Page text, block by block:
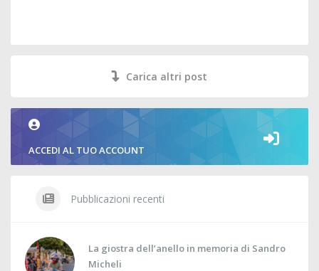
Carica altri post
ACCEDI AL TUO ACCOUNT
Pubblicazioni recenti
La giostra dell’anello in memoria di Sandro
Micheli